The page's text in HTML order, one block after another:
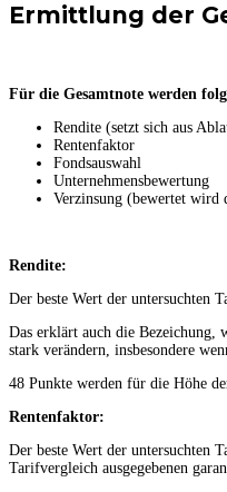
Ermittlung der
Für die Gesamtnote werden
Rendite (setzt sich aus
Rentenfaktor
Fondsauswahl
Unternehmensbewertung
Verzinsung (bewertet wird
Rendite:
Der beste Wert der untersuchten
Das erklärt auch die Bezeichung,
stark verändern, insbesondere
48 Punkte werden für die Höhe
Rentenfaktor:
Der beste Wert der untersuchten
Tarifvergleich ausgegebenen